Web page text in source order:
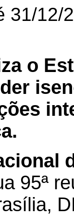
31/12/
o
95ª